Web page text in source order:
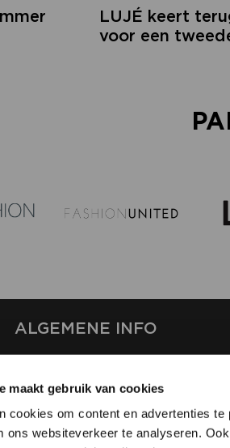
maakt gebruik van cookies
cookies om content en advertenties
ons websiteverkeer te analyseren.
LUJÉ keert
voor een
ALGEMENE INFO
CONTACT
PARTNERS
ADVERTEREN